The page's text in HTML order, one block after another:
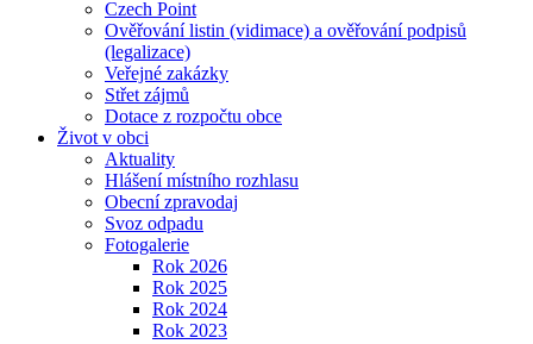
Czech Point
Ověřování listin (vidimace) a ověřování podpisů
(legalizace)
Veřejné zakázky
Střet zájmů
Dotace z rozpočtu obce
Život v obci
Aktuality
Hlášení místního rozhlasu
Obecní zpravodaj
Svoz odpadu
Fotogalerie
Rok 2026
Rok 2025
Rok 2024
Rok 2023